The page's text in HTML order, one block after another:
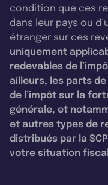
condition que ces
dans leur pays ou
étranger sur ces
uniquement
redevables de
ailleurs, les parts de
de l’impôt sur la
générale, et
et autres types de
distribués par la
votre situation